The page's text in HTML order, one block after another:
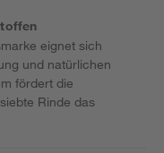
eignet sich
und natürlichen
fördert die
Rinde das